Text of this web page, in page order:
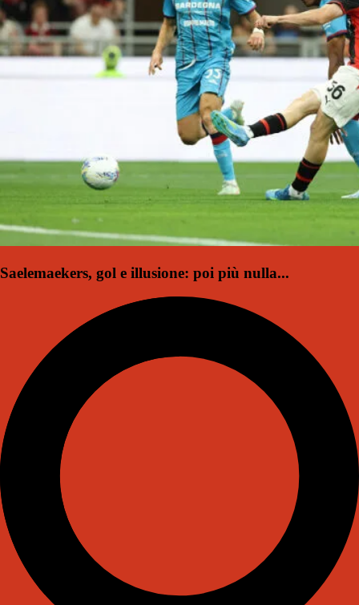
Saelemaekers, gol e illusione: poi più nulla...